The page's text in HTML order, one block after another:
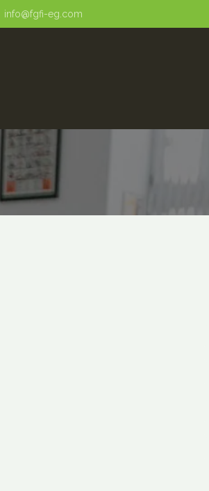
info@fgfi-eg.com